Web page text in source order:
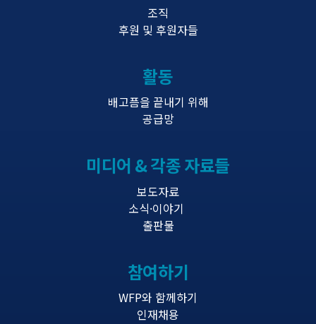
조직
후원 및 후원자들
활동
배고픔을 끝내기 위해
공급망
미디어 & 각종 자료들
보도자료
소식·이야기
출판물
참여하기
WFP와 함께하기
인재채용